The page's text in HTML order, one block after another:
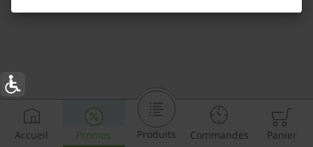
Accueil Promos Produits Commandes Panier